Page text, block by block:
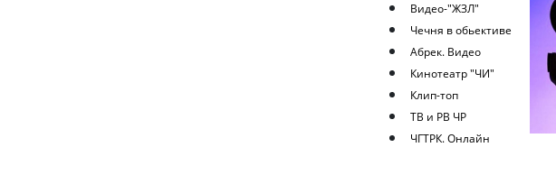
Видео-"ЖЗЛ"
Чечня в обьективе
Абрек. Видео
Кинотеатр "ЧИ"
Клип-топ
ТВ и РВ ЧР
ЧГТРК. Онлайн